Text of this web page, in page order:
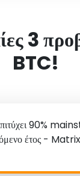
3
BTC!
90%
έτος -